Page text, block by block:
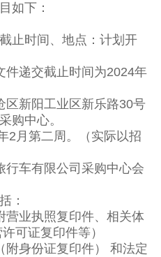
如下：
止时间、地点：计划开
件递交截止时间为2024年
区新阳工业区新乐路30号
购中心。
2月第二周。（实际以招
行车有限公司采购中心会
：
营业执照复印件、相关体
可证复印件等）
附身份证复印件） 和法定